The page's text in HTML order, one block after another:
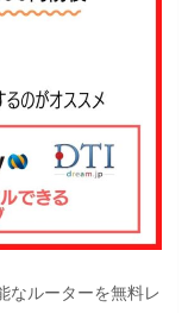
なルーターを無料レ